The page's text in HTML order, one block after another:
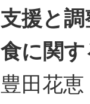
支援と
食に関
豊田花